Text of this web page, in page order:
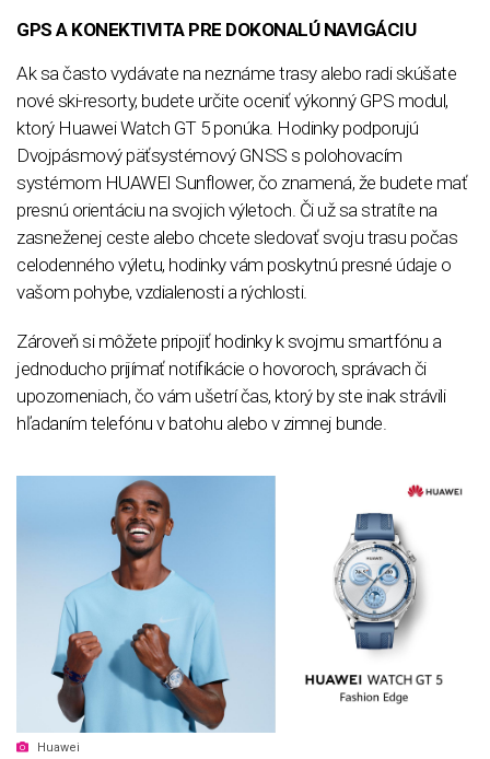
GPS A KONEKTIVITA PRE DOKONALÚ NAVIGÁCIU
Ak sa často vydávate na neznáme trasy alebo radi skúšate
nové ski-resorty, budete určite oceniť výkonný GPS modul,
ktorý Huawei Watch GT 5 ponúka. Hodinky podporujú
Dvojpásmový päťsystémový GNSS s polohovacím
systémom HUAWEI Sunflower, čo znamená, že budete mať
presnú orientáciu na svojich výletoch. Či už sa stratíte na
zasneženej ceste alebo chcete sledovať svoju trasu počas
celodenného výletu, hodinky vám poskytnú presné údaje o
vašom pohybe, vzdialenosti a rýchlosti.
Zároveň si môžete pripojiť hodinky k svojmu smartfónu a
jednoducho prijímať notifikácie o hovoroch, správach či
upozorneniach, čo vám ušetrí čas, ktorý by ste inak strávili
hľadaním telefónu v batohu alebo v zimnej bunde.
Huawei